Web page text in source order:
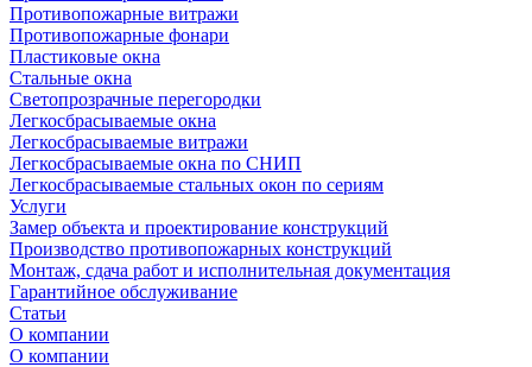
Противопожарные витражи
Противопожарные фонари
Пластиковые окна
Стальные окна
Светопрозрачные перегородки
Легкосбрасываемые окна
Легкосбрасываемые витражи
Легкосбрасываемые окна по СНИП
Легкосбрасываемые стальных окон по сериям
Услуги
Замер объекта и проектирование конструкций
Производство противопожарных конструкций
Монтаж, сдача работ и исполнительная документация
Гарантийное обслуживание
Статьи
О компании
О компании